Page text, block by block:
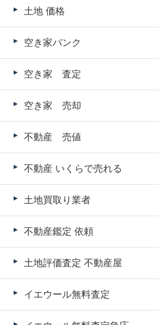
土地 価格
空き家バンク
空き家 査定
空き家 売却
不動産 売値
不動産 いくらで売れる
土地買取り業者
不動産鑑定 依頼
土地評価査定 不動産屋
イエウール無料査定